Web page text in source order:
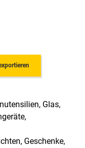
Glas,
Geschenke,